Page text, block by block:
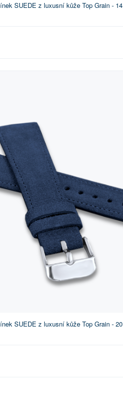
SUEDE z luxusní kůže Top Grain - 14
SUEDE z luxusní kůže Top Grain - 20